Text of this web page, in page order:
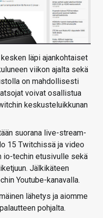
läpi ajankohtaiset
viikon ajalta sekä
on mahdollisesti
voivat osallistua
keskusteluikkunan
suorana live-stream-
15 Twitchissä ja video
io-techin etusivulle sekä
Jälkikäteen
Youtube-kanavalla.
lähetys ja aiomme
pohjalta.